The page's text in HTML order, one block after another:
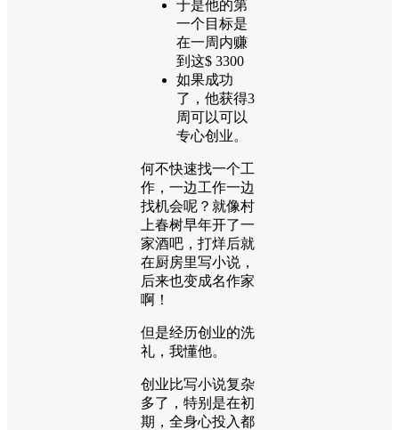
于是他的第
一个目标是
在一周内赚
到这$ 3300
如果成功
了，他获得3
周可以可以
专心创业。
何不快速找一个工
作，一边工作一边
找机会呢？就像村
上春树早年开了一
家酒吧，打烊后就
在厨房里写小说，
后来也变成名作家
啊！
但是经历创业的洗
礼，我懂他。
创业比写小说复杂
多了，特别是在初
期，全身心投入都